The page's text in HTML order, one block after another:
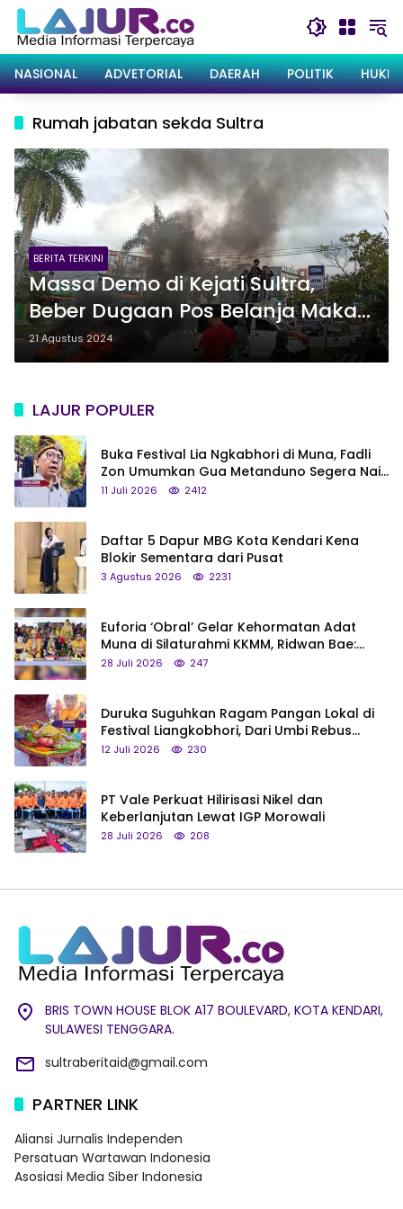
Langsung
konten
NASIONAL
ADVETORIAL DAERAH POLITIK
Rumah jabatan sekda Sultra
BERITA TERKINI
Massa Demo di Kejati Sultra,
Beber Dugaan Pos Belanja Makan
Minum di Rujab Sekda Sultra
yang Tak Wajar
21 Agustus 2024
LAJUR POPULER
Buka Festival Lia Ngkabhori di Muna, Fadli
Zon Umumkan Gua Metanduno Segera Naik
Status Jadi Cagar Budaya Nasional
11 Juli 2026 2412
Daftar 5 Dapur MBG Kota Kendari Kena
Blokir Sementara dari Pusat
3 Agustus 2026 2231
Euforia ‘Obral’ Gelar Kehormatan Adat
Muna di Silaturahmi KKMM, Ridwan Bae:
Saya Bukan Tipe Begitu, Belum Pantas!
28 Juli 2026 247
Duruka Suguhkan Ragam Pangan Lokal di
Festival Liangkobhori, Dari Umbi Rebus
hingga Tumpeng Beras Muna
12 Juli 2026 230
PT Vale Perkuat Hilirisasi Nikel dan
Keberlanjutan Lewat IGP Morowali
28 Juli 2026 208
BRIS TOWN HOUSE BLOK A17 BOULEVARD, KOTA KENDARI,
SULAWESI TENGGARA.
sultraberitaid@gmail.com
PARTNER LINK
Aliansi Jurnalis Independen
Persatuan Wartawan Indonesia
Asosiasi Media Siber Indonesia